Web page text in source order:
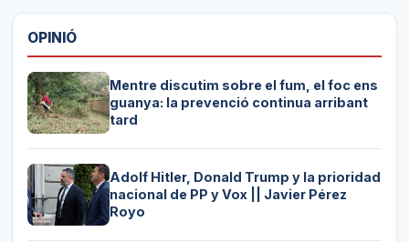
OPINIÓ
Mentre discutim sobre el fum, el foc ens
guanya: la prevenció continua arribant
tard
Adolf Hitler, Donald Trump y la prioridad
nacional de PP y Vox || Javier Pérez
Royo